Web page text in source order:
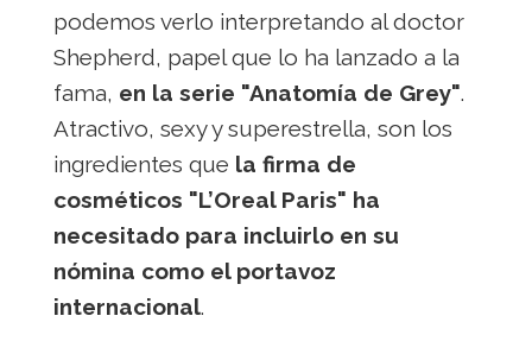
podemos verlo interpretando al doctor
Shepherd, papel que lo ha lanzado a la
fama, en la serie "Anatomía de Grey".
Atractivo, sexy y superestrella, son los
ingredientes que la firma de
cosméticos "L’Oreal Paris" ha
necesitado para incluirlo en su
nómina como el portavoz
internacional.